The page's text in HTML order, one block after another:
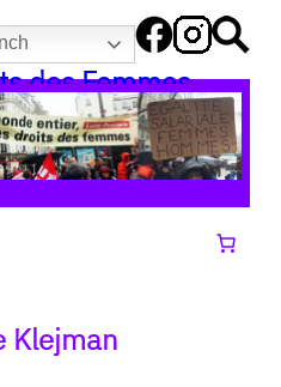
des Femmes
Klejman